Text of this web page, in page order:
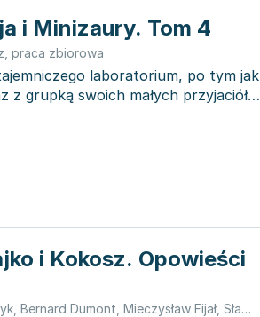
i Minizaury. Tom 4
praca zbiorowa
laboratorium, po tym jak
z grupką swoich małych przyjaciół
i Kokosz. Opowieści
Bernard Dumont Mieczysław Fijał Sławomir Kiełbus